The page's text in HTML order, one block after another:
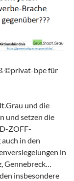
©privat-bpe für
und die
und setzen die
ZOFF-
in den
in
Gennebreck…
insbesondere